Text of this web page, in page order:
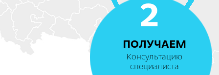
2
ПОЛУЧАЕМ
Консультацию
специалиста